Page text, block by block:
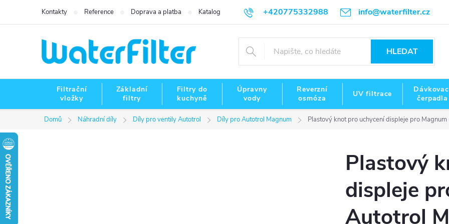
+420775332988 info@waterfilter.cz
Kontakty Reference Doprava a platba Katalog
HLEDAT
Filtrační
vložky
Základní
filtry
Filtry do
kuchyně
Úpravny
vody
Reverzní
osmóza
UV filtrace
čerpadla
Domů Náhradní díly Díly pro ventily Autotrol Díly pro Autotrol Magnum Plastový knot pro uchycení displeje pro
Plastový
displeje
Autotrol